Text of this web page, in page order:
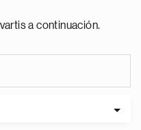
a continuación.